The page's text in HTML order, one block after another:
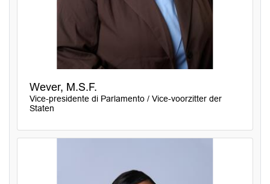
Wever, M.S.F.
Vice-presidente di Parlamento / Vice-voorzitter der
Staten